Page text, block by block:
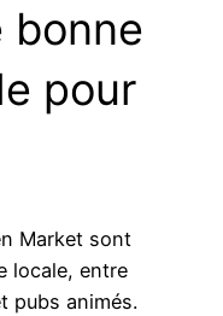
bonne
pour
Market sont
locale, entre
pubs animés.